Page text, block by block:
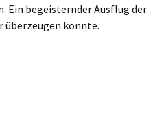
Ein begeisternder Ausflug der
konnte.
Berching: Tolle Produkte, tolle